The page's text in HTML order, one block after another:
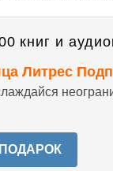
книг и
Литрес